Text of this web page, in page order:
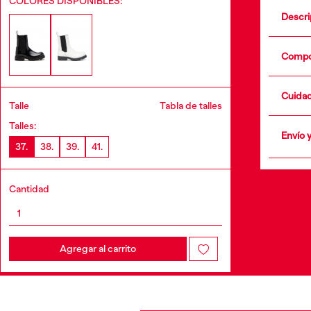
Talle
Tabla de talles
Talles:
37.
38. 39. 41.
Cantidad
Agregar al carrito
•
•
Envío